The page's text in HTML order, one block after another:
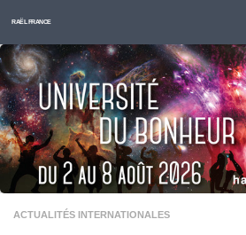
Skip to content
RAËL FRANCE
ACTUALITÉS INTERNATIONALES